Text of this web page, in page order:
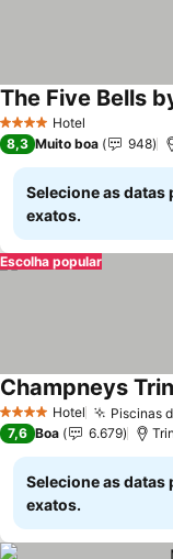
4 EstrelasHotel
The Five Bells
8,3 Muito boa 948
Selecione as datas
exatos.
Escolha popular
4 EstrelasHotel Piscinas
Champneys
7,6 Boa 6.679
Selecione as datas
exatos.